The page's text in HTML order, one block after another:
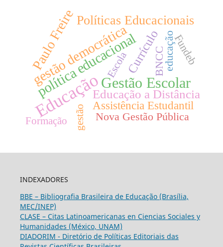
EducaçãoGestão Escolar
política educacional
gestão democrática
Paulo FreirePolíticas Educacionais
Currículo
Educação a Distância
Assistência Estudantil
BNCCeducação
Nova Gestão Pública
Fundeb
Escola
gestão
Formação
INDEXADORES
BBE – Bibliografia Brasileira de Educação (Brasília,
MEC/INEP)
CLASE – Citas Latinoamericanas en Ciencias Sociales y
Humanidades (México, UNAM)
DIADORIM - Diretório de Políticas Editoriais das